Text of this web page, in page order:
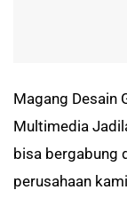
Magang Desain
Multimedia
bisa bergabung
perusahaan